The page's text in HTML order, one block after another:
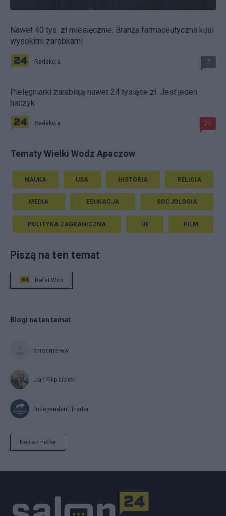
Nawet 40 tys. zł miesięcznie. Branża farmaceutyczna kusi
wysokimi zarobkami
Redakcja 7
Pielęgniarki zarabiają nawet 24 tysiące zł. Jest jeden
haczyk
Redakcja 22
Tematy Wielki Wodz Apaczow
NAUKA USA HISTORIA RELIGIA
MEDIA EDUKACJA SOCJOLOGIA
POLITYKA ZAGRANICZNA UE FILM
Piszą na ten temat
Rafał Woś
Blogi na ten temat
threeme-ww
Jan Filip Libicki
Independent Trader
Napisz notkę